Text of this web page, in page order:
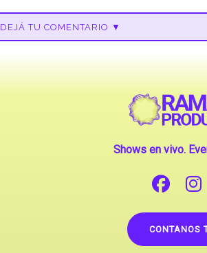
DEJÁ TU COMENTARIO ▼
Shows en vivo.
CONTANOS